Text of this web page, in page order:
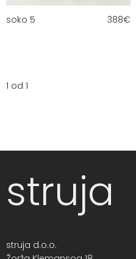
soko 5 388€
1 od 1
struja
struja d.o.o.